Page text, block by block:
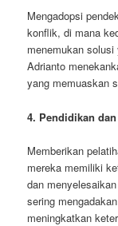
Mengadopsi
konflik, di mana
menemukan
Adrianto
yang memuaskan
4. Pendidikan
Memberikan
mereka memiliki
dan
sering
meningkatkan